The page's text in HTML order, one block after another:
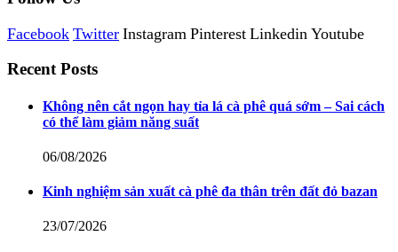
Facebook Twitter Instagram Pinterest Linkedin Youtube
Recent Posts
Không nên cắt ngọn hay tỉa lá cà phê quá sớm – Sai cách
có thể làm giảm năng suất
06/08/2026
Kinh nghiệm sản xuất cà phê đa thân trên đất đỏ bazan
23/07/2026